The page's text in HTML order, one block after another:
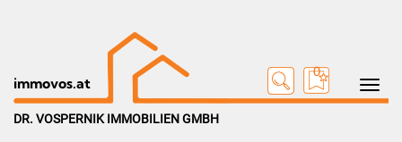
Toggle
immovos.at
0
DR. VOSPERNIK IMMOBILIEN GMBH